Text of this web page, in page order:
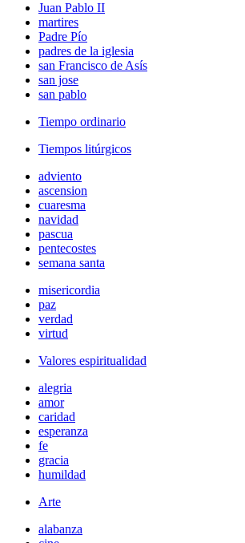
Juan Pablo II
martires
Padre Pío
padres de la iglesia
san Francisco de Asís
san jose
san pablo
Tiempo ordinario
Tiempos litúrgicos
adviento
ascension
cuaresma
navidad
pascua
pentecostes
semana santa
misericordia
paz
verdad
virtud
Valores espiritualidad
alegria
amor
caridad
esperanza
fe
gracia
humildad
Arte
alabanza